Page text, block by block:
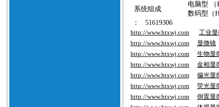
系统组成
电脑型 （
数码型（
：
51619306
http://www.htxwj.com
工业
http://www.htxwj.com
显微镜
http://www.htxwj.com
生物显
http://www.htxwj.com
金相显
http://www.htxwj.com
偏光显
http://www.htxwj.com
荧光显
http://www.htxwj.com
倒置显